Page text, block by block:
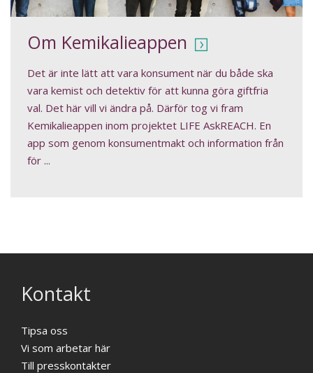
Om Kemikalieappen
Det är inte lätt att vara konsument när du både ska
vara kemist och detektiv för att kunna göra giftfria
val. Det här vill vi ändra på. Därför tog vi fram
Kemikalieappen inom projektet LIFE AskREACH. En
app som genom konsumentmakt och information från
för ...
Kontakt
Tipsa oss
Vi som arbetar här
Till presskontakter